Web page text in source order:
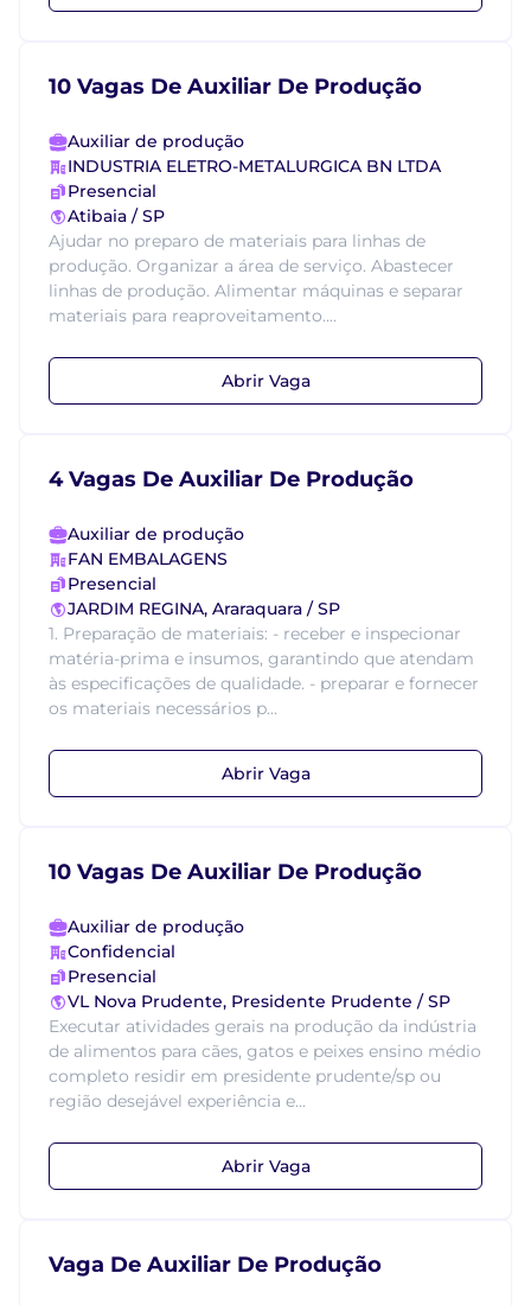
10 Vagas De Auxiliar De Produção
Auxiliar de produção
INDUSTRIA ELETRO-METALURGICA BN LTDA
Presencial
Atibaia / SP
Ajudar no preparo de materiais para linhas de
produção. Organizar a área de serviço. Abastecer
linhas de produção. Alimentar máquinas e separar
materiais para reaproveitamento....
Abrir Vaga
4 Vagas De Auxiliar De Produção
Auxiliar de produção
FAN EMBALAGENS
Presencial
JARDIM REGINA, Araraquara / SP
1. Preparação de materiais: - receber e inspecionar
matéria-prima e insumos, garantindo que atendam
às especificações de qualidade. - preparar e fornecer
os materiais necessários p...
Abrir Vaga
10 Vagas De Auxiliar De Produção
Auxiliar de produção
Confidencial
Presencial
VL Nova Prudente, Presidente Prudente / SP
Executar atividades gerais na produção da indústria
de alimentos para cães, gatos e peixes ensino médio
completo residir em presidente prudente/sp ou
região desejável experiência e...
Abrir Vaga
Vaga De Auxiliar De Produção